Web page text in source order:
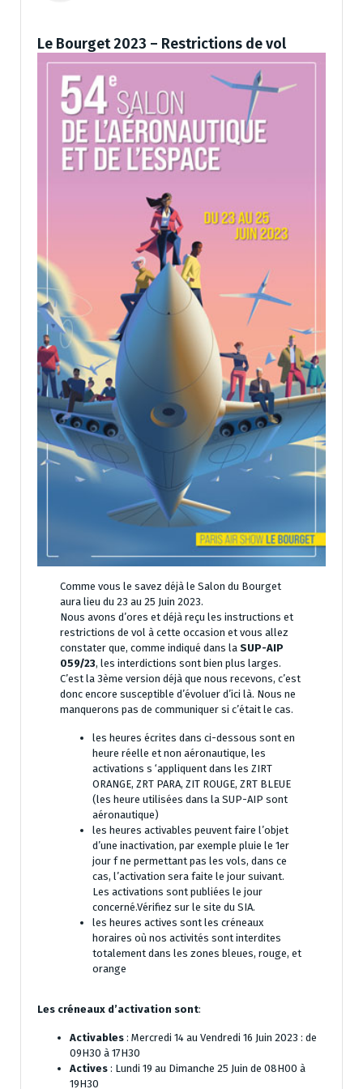
Le Bourget 2023 – Restrictions de vol
Comme vous le savez déjà le Salon du Bourget
aura lieu du 23 au 25 Juin 2023.
Nous avons d’ores et déjà reçu les instructions et
restrictions de vol à cette occasion et vous allez
constater que, comme indiqué dans laSUP-AIP
059/23, les interdictions sont bien plus larges.
C’est la 3ème version déjà que nous recevons, c’est
donc encore susceptible d’évoluer d’ici là. Nous ne
manquerons pas de communiquer si c’était le cas.
les heures écrites dans ci-dessous sont en
heure réelle et non aéronautique, les
activations s ‘appliquent dans les ZIRT
ORANGE, ZRT PARA, ZIT ROUGE, ZRT BLEUE
(les heure utilisées dans la SUP-AIP sont
aéronautique)
les heures activables peuvent faire l’objet
d’une inactivation, par exemple pluie le 1er
jour f ne permettant pas les vols, dans ce
cas, l’activation sera faite le jour suivant.
Les activations sont publiées le jour
concerné.Vérifiez sur le site du SIA.
les heures actives sont les créneaux
horaires où nos activités sont interdites
totalement dans les zones bleues, rouge, et
orange
Les créneaux d’activation sont:
Activables : Mercredi 14 au Vendredi 16 Juin 2023 : de
09H30 à 17H30
Actives : Lundi 19 au Dimanche 25 Juin de 08H00 à
19H30